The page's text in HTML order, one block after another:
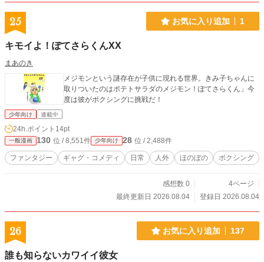
25 お気に入り追加 1
キモイよ！ぽてさらくんXX
まあのき
メジモンという謎存在が子供に現れる世界。きみ子ちゃんに
取りついたのはポテトサラダのメジモン！ぽてさらくん」今
度は彼がボクシングに挑戦だ！
少年向け 連載中
24h.ポイント 14pt
一般漫画 130 位 / 8,551件 少年向け 28 位 / 2,488件
ファンタジー ギャグ・コメディ 日常 人外 ほのぼの ボクシング
感想数 0
4ページ
最終更新日 2026.08.04
登録日 2026.08.04
26 お気に入り追加 137
誰も知らないカワイイ彼女